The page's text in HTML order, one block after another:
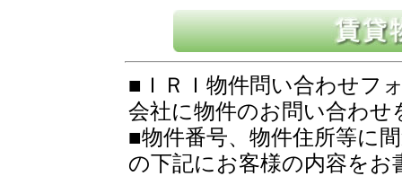
■ＩＲＩ物件問い合わせフ
会社に物件のお問い合わせ
■物件番号、物件住所等に
の下記にお客様の内容を